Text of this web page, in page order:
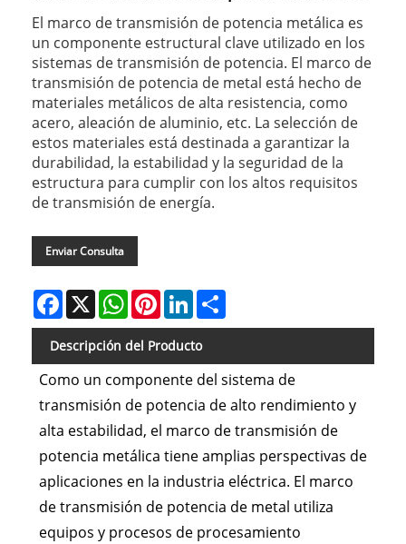
El marco de transmisión de potencia metálica es
un componente estructural clave utilizado en los
sistemas de transmisión de potencia. El marco de
transmisión de potencia de metal está hecho de
materiales metálicos de alta resistencia, como
acero, aleación de aluminio, etc. La selección de
estos materiales está destinada a garantizar la
durabilidad, la estabilidad y la seguridad de la
estructura para cumplir con los altos requisitos
de transmisión de energía.
Enviar Consulta
Facebook
X WhatsAppPinterestLinkedIn
Descripción del Producto
Como un componente del sistema de
transmisión de potencia de alto rendimiento y
alta estabilidad, el marco de transmisión de
potencia metálica tiene amplias perspectivas de
aplicaciones en la industria eléctrica. El marco
de transmisión de potencia de metal utiliza
equipos y procesos de procesamiento